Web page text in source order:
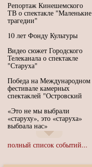
Репортаж Кинешемского
ТВ о спектакле "Маленькие
трагедии"
10 лет Фонду Культуры
Видео сюжет Городского
Телеканала о спектакле
"Старуха"
Победа на Международном
фестивале камерных
спектаклей "Островский
«Это не мы выбрали
«старуху», это «старуха»
выбрала нас»
Иммерсивный спектакль
"Язык чистого полета
полный список событий...